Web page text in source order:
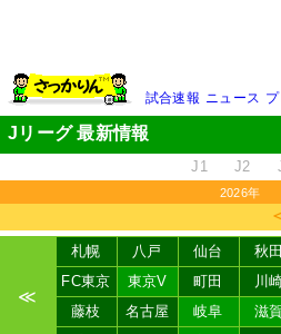
試合速報 ニュース
Jリーグ 最新情報
J1 J2
2026年
＜
≪
札幌 八戸 仙台 秋田
FC東京
東京V 町田 川
藤枝
名古屋 岐阜 滋